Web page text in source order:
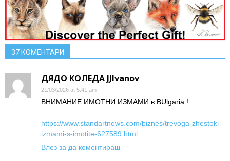
37 КОМЕНТАРИ
ДЯДО КОЛЕДА JJIvanov
21/03/2026 at 5:41 am
ВНИМАНИЕ ИМОТНИ ИЗМАМИ в BUlgaria !
https://www.standartnews.com/biznes/trevoga-zhestoki-
izmami-s-imotite-627589.html
Влез за да коментираш